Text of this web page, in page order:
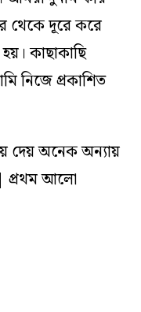
থেকে দূরে করে
কাছাকাছি
নিজে প্রকাশিত